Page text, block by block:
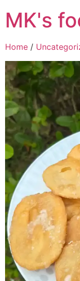
MK's
Home /